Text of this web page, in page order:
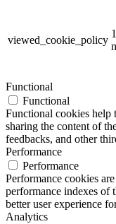
viewed_cookie_policy
Functional
Functional
Functional cookies help
sharing the content of
feedbacks, and other
Performance
Performance
Performance cookies
performance indexes of
better user experience
Analytics